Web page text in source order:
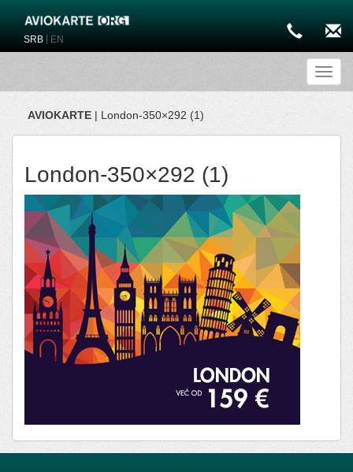
SRB EN
AVIOKARTE | London-350×292 (1)
London-350×292 (1)